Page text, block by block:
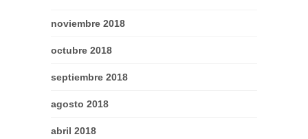
noviembre 2018
octubre 2018
septiembre 2018
agosto 2018
abril 2018